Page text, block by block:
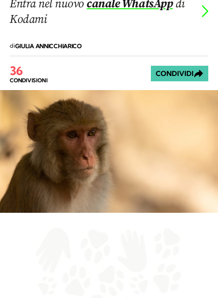
Entra nel nuovocanale WhatsAppdi
Kodami
diGIULIA ANNICCHIARICO
36
CONDIVISIONI
CONDIVIDI